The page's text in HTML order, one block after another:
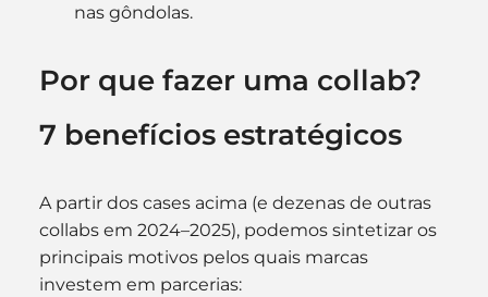
nas gôndolas.
Por que fazer uma collab?
7 benefícios estratégicos
A partir dos cases acima (e dezenas de outras
collabs em 2024–2025), podemos sintetizar os
principais motivos pelos quais marcas
investem em parcerias: